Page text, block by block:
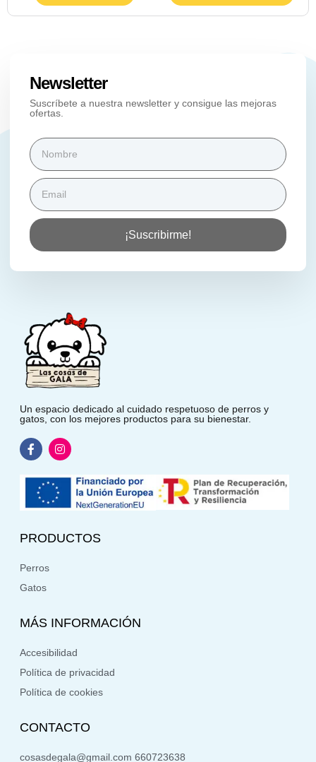
Newsletter
Suscríbete a nuestra newsletter y consigue las mejoras
ofertas.
¡Suscribirme!
Un espacio dedicado al cuidado respetuoso de perros y
gatos, con los mejores productos para su bienestar.
PRODUCTOS
Perros
Gatos
MÁS INFORMACIÓN
Accesibilidad
Política de privacidad
Política de cookies
CONTACTO
cosasdegala@gmail.com 660723638